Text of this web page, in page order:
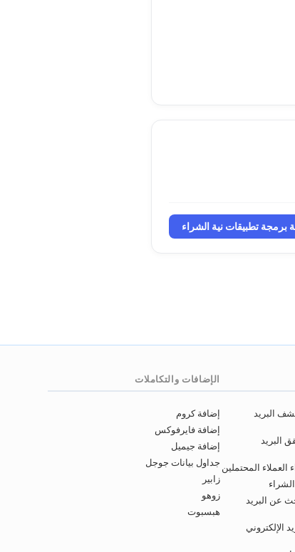
تطبيقات نية الشراء
البريد
البريد
العملاء المحتملين
عن البريد
الإلكتروني
الإضافات والتكاملات
إضافة كروم
إضافة فايرفوكس
إضافة جيميل
جداول بيانات جوجل
زابير
زوهو
هبسبوت